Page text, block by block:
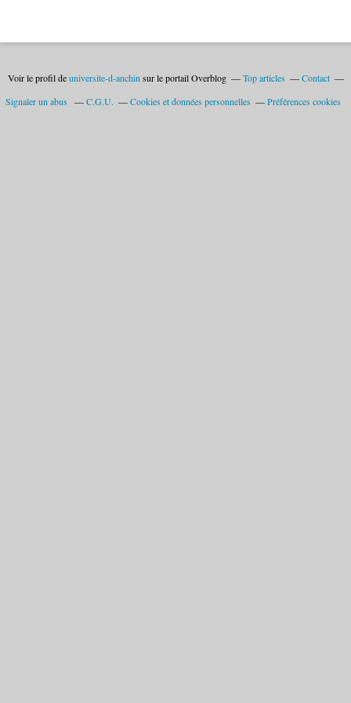
Voir le profil deuniversite-d-anchin sur le portail Overblog Top articles
Contact
Signaler un abus
C.G.U. Cookies et données personnelles Préférences cookies